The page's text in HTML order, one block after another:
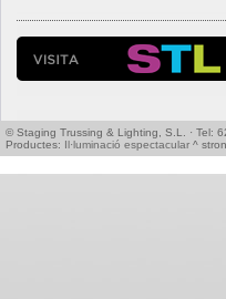
© Staging Trussing & Lighting, S.L. · Tel:
Productes: Il·luminació espectacular ^